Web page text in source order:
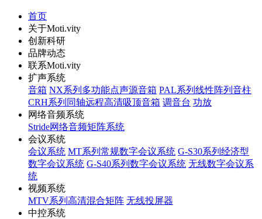
首页
关于Moti.vity
创新科研
品牌动态
联系Moti.vity
扩声系统
音箱 NX系列多功能点声源音箱 PAL系列线性阵列音柱
CRH系列同轴远程高清吸顶音箱 调音台 功放
网络音频系统
Stride网络音频矩阵系统
会议系统
会议系统 MT系列常规数字会议系统 G-S30系列经济型
数字会议系统 G-S40系列数字会议系统 无线数字会议系
统
视频系统
MTV系列高清混合矩阵 无线投屏器
中控系统